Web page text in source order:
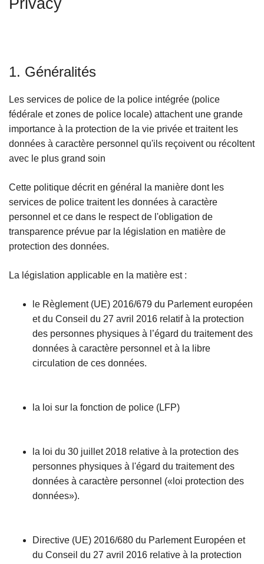
Privacy
1. Généralités
Les services de police de la police intégrée (police
fédérale et zones de police locale) attachent une grande
importance à la protection de la vie privée et traitent les
données à caractère personnel qu'ils reçoivent ou récoltent
avec le plus grand soin
Cette politique décrit en général la manière dont les
services de police traitent les données à caractère
personnel et ce dans le respect de l'obligation de
transparence prévue par la législation en matière de
protection des données.
La législation applicable en la matière est :
le Règlement (UE) 2016/679 du Parlement européen
et du Conseil du 27 avril 2016 relatif à la protection
des personnes physiques à l’égard du traitement des
données à caractère personnel et à la libre
circulation de ces données.
la loi sur la fonction de police (LFP)
la loi du 30 juillet 2018 relative à la protection des
personnes physiques à l'égard du traitement des
données à caractère personnel («loi protection des
données»).
Directive (UE) 2016/680 du Parlement Européen et
du Conseil du 27 avril 2016 relative à la protection